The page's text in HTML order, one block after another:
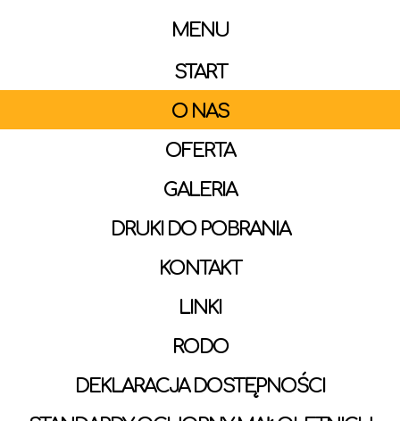
MENU
START
O NAS
OFERTA
GALERIA
DRUKI DO POBRANIA
KONTAKT
LINKI
RODO
DEKLARACJA DOSTĘPNOŚCI